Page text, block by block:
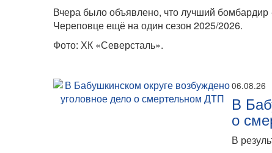
Вчера было объявлено, что лучший бомбардир
Череповце ещё на один сезон 2025/2026.
Фото: ХК «Северсталь».
06.08.26
В
о
В